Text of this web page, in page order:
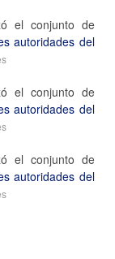
el conjunto de
autoridades del
el conjunto de
autoridades del
el conjunto de
autoridades del